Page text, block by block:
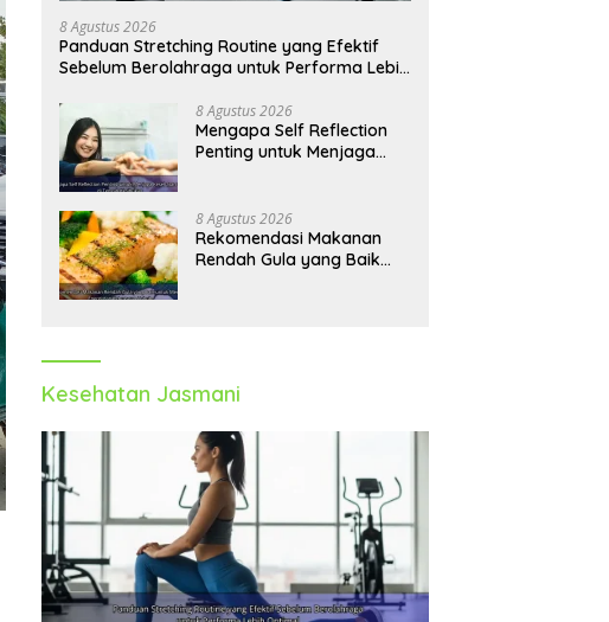
8 Agustus 2026
Panduan Stretching Routine yang Efektif
Sebelum Berolahraga untuk Performa Lebih
8 Agustus 2026
Mengapa Self Reflection
Penting untuk Menjaga
8 Agustus 2026
Rekomendasi Makanan
Rendah Gula yang Baik
Kesehatan Jasmani